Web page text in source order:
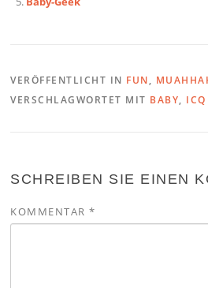
VERÖFFENTLICHT IN FUN,
VERSCHLAGWORTET MIT BABY, ICQ
SCHREIBEN SIE EINEN
KOMMENTAR*